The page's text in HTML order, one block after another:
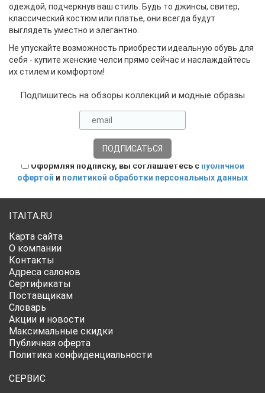
одеждой, подчеркнув ваш стиль. Будь то джинсы, свитер,
классический костюм или платье, они всегда будут
выглядеть уместно и элегантно.
Не упускайте возможность приобрести идеальную обувь для
себя - купите женские челси прямо сейчас и наслаждайтесь
их стилем и комфортом!
Подпишитесь на обзоры коллекций и модные образы
Оформляя подписку, вы соглашаетесь с публичной
офертой и политикой обработки персональных данных
ITAITA.RU
Карта сайта
О компании
Контакты
Адреса салонов
Сертификаты
Поставщикам
Словарь
Акции и новости
Максимальные скидки
Публичная оферта
Политика конфиденциальности
СЕРВИС